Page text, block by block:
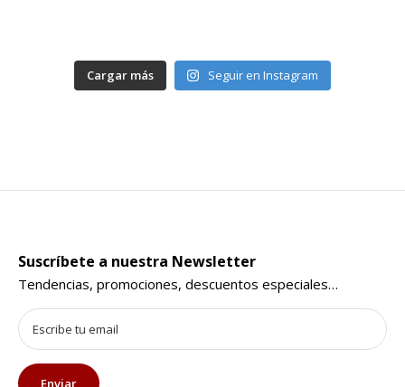
Cargar más Seguir en Instagram
Suscríbete a nuestra Newsletter
Tendencias, promociones, descuentos especiales…